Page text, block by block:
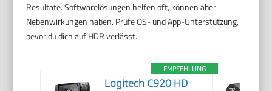
Resultate. Softwarelösungen helfen oft, können aber
Nebenwirkungen haben. Prüfe OS- und App-Unterstützung,
bevor du dich auf HDR verlässt.
EMPFEHLUNG
Logitech C920 HD